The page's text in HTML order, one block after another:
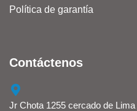
Política de garantía
Contáctenos
Jr Chota 1255 cercado de Lima